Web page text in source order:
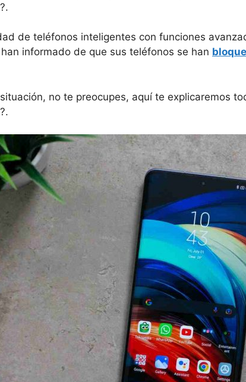
de teléfonos inteligentes con funciones
informado de que sus teléfonos se han
no te preocupes, aquí te explicaremos